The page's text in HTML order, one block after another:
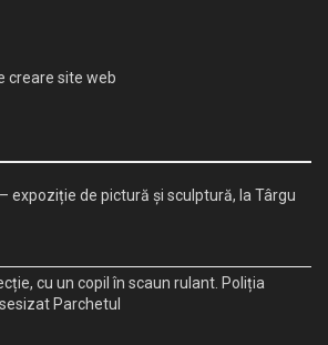
creare site web
expoziție de pictură și sculptură, la Târgu
cu un copil în scaun rulant. Poliția
Parchetul